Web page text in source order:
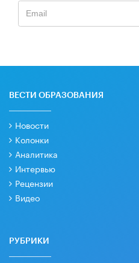
ВЕСТИ ОБРАЗОВАНИЯ
Новости
Колонки
Аналитика
Интервью
Рецензии
Видео
РУБРИКИ